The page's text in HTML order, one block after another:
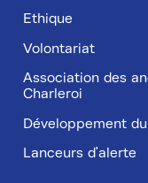
Ethique
Volontariat
Association des
Charleroi
Développement
Lanceurs d'alerte